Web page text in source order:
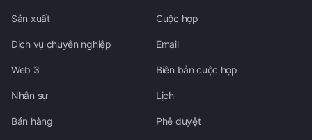
Sản xuất
Dịch vụ chuyên nghiệp
Web 3
Nhân sự
Bán hàng
Cuộc họp
Email
Biên bản cuộc họp
Lịch
Phê duyệt